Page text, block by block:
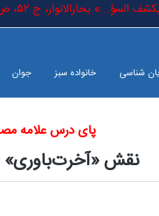
بحارالانوار، ج ٥٢، ص ٣٤١
شناسی خانواده سبز جوان
پای درس علامه
نقش «آخرت‌باوری»